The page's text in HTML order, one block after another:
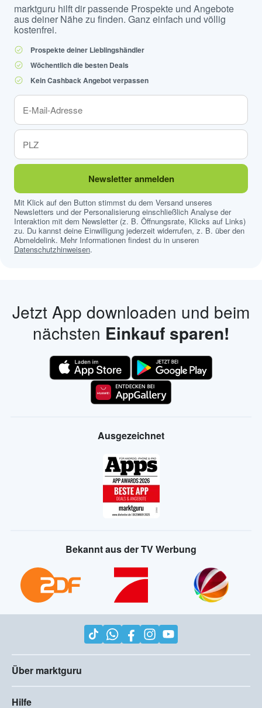
marktguru hilft dir passende Prospekte und Angebote
aus deiner Nähe zu finden. Ganz einfach und völlig
kostenfrei.
Prospekte deiner Lieblingshändler
Wöchentlich die besten Deals
Kein Cashback Angebot verpassen
Newsletter anmelden
Mit Klick auf den Button stimmst du dem Versand unseres
Newsletters und der Personalisierung einschließlich Analyse der
Interaktion mit dem Newsletter (z. B. Öffnungsrate, Klicks auf Links)
zu. Du kannst deine Einwilligung jederzeit widerrufen, z. B. über den
Abmeldelink. Mehr Informationen findest du in unseren
Datenschutzhinweisen.
Jetzt App downloaden und beim
nächsten Einkauf sparen!
Ausgezeichnet
Bekannt aus der TV Werbung
Über marktguru
Hilfe